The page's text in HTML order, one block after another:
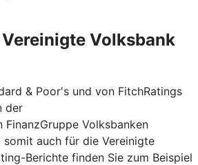
Volksbank
& Poor's und von FitchRatings
der
FinanzGruppe Volksbanken
somit auch für die Vereinigte
Berichte finden Sie zum Beispiel